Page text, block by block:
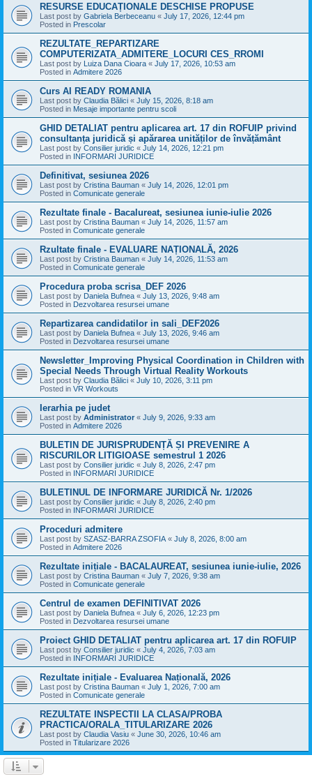
RESURSE EDUCAȚIONALE DESCHISE PROPUSE
Last post by Gabriela Berbeceanu « July 17, 2026, 12:44 pm
Posted in Prescolar
REZULTATE_REPARTIZARE
COMPUTERIZATA_ADMITERE_LOCURI CES_RROMI
Last post by Luiza Dana Cioara « July 17, 2026, 10:53 am
Posted in Admitere 2026
Curs AI READY ROMANIA
Last post by Claudia Bălici « July 15, 2026, 8:18 am
Posted in Mesaje importante pentru scoli
GHID DETALIAT pentru aplicarea art. 17 din ROFUIP privind
consultanța juridică și apărarea unităților de învățământ
Last post by Consilier juridic « July 14, 2026, 12:21 pm
Posted in INFORMARI JURIDICE
Definitivat, sesiunea 2026
Last post by Cristina Bauman « July 14, 2026, 12:01 pm
Posted in Comunicate generale
Rezultate finale - Bacalureat, sesiunea iunie-iulie 2026
Last post by Cristina Bauman « July 14, 2026, 11:57 am
Posted in Comunicate generale
Rzultate finale - EVALUARE NAȚIONALĂ, 2026
Last post by Cristina Bauman « July 14, 2026, 11:53 am
Posted in Comunicate generale
Procedura proba scrisa_DEF 2026
Last post by Daniela Bufnea « July 13, 2026, 9:48 am
Posted in Dezvoltarea resursei umane
Repartizarea candidatilor in sali_DEF2026
Last post by Daniela Bufnea « July 13, 2026, 9:46 am
Posted in Dezvoltarea resursei umane
Newsletter_Improving Physical Coordination in Children with
Special Needs Through Virtual Reality Workouts
Last post by Claudia Bălici « July 10, 2026, 3:11 pm
Posted in VR Workouts
Ierarhia pe judet
Last post by Administrator « July 9, 2026, 9:33 am
Posted in Admitere 2026
BULETIN DE JURISPRUDENȚĂ ȘI PREVENIRE A
RISCURILOR LITIGIOASE semestrul 1 2026
Last post by Consilier juridic « July 8, 2026, 2:47 pm
Posted in INFORMARI JURIDICE
BULETINUL DE INFORMARE JURIDICĂ Nr. 1/2026
Last post by Consilier juridic « July 8, 2026, 2:40 pm
Posted in INFORMARI JURIDICE
Proceduri admitere
Last post by SZASZ-BARRA ZSOFIA « July 8, 2026, 8:00 am
Posted in Admitere 2026
Rezultate inițiale - BACALAUREAT, sesiunea iunie-iulie, 2026
Last post by Cristina Bauman « July 7, 2026, 9:38 am
Posted in Comunicate generale
Centrul de examen DEFINITIVAT 2026
Last post by Daniela Bufnea « July 6, 2026, 12:23 pm
Posted in Dezvoltarea resursei umane
Proiect GHID DETALIAT pentru aplicarea art. 17 din ROFUIP
Last post by Consilier juridic « July 4, 2026, 7:03 am
Posted in INFORMARI JURIDICE
Rezultate inițiale - Evaluarea Națională, 2026
Last post by Cristina Bauman « July 1, 2026, 7:00 am
Posted in Comunicate generale
REZULTATE INSPECTII LA CLASA/PROBA
PRACTICA/ORALA_TITULARIZARE 2026
Last post by Claudia Vasiu « June 30, 2026, 10:46 am
Posted in Titularizare 2026